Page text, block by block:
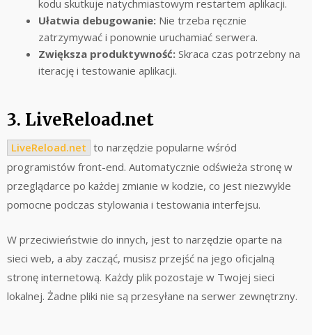
kodu skutkuje natychmiastowym restartem aplikacji.
Ułatwia debugowanie: Nie trzeba ręcznie
zatrzymywać i ponownie uruchamiać serwera.
Zwiększa produktywność: Skraca czas potrzebny na
iterację i testowanie aplikacji.
3. LiveReload.net
LiveReload.net to narzędzie popularne wśród
programistów front-end. Automatycznie odświeża stronę w
przeglądarce po każdej zmianie w kodzie, co jest niezwykle
pomocne podczas stylowania i testowania interfejsu.
W przeciwieństwie do innych, jest to narzędzie oparte na
sieci web, a aby zacząć, musisz przejść na jego oficjalną
stronę internetową. Każdy plik pozostaje w Twojej sieci
lokalnej. Żadne pliki nie są przesyłane na serwer zewnętrzny.